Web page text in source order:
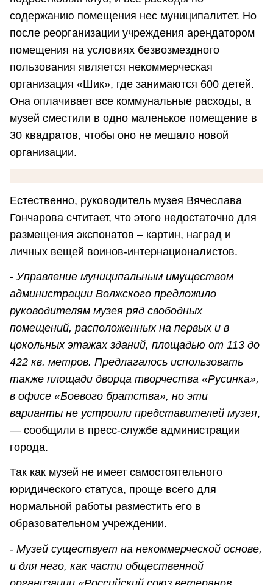
содержанию помещения нес муниципалитет. Но
после реорганизации учреждения арендатором
помещения на условиях безвозмездного
пользования является некоммерческая
организация «Шик», где занимаются 600 детей.
Она оплачивает все коммунальные расходы, а
музей сместили в одно маленькое помещение в
30 квадратов, чтобы оно не мешало новой
организации.
Естественно, руководитель музея Вячеслава
Гончарова счтитает, что этого недостаточно для
размещения экспонатов – картин, наград и
личных вещей воинов-интернационалистов.
- Управление муниципальным имуществом
администрации Волжского предложило
руководителям музея ряд свободных
помещений, расположенных на первых и в
цокольных этажах зданий, площадью от 113 до
422 кв. метров. Предлагалось использовать
также площади дворца творчества «Русинка»,
в офисе «Боевого братства», но эти
варианты не устроили представителей музея,
— сообщили в пресс-службе администрации
города.
Так как музей не имеет самостоятельного
юридического статуса, проще всего для
нормальной работы разместить его в
образовательном учреждении.
- Музей существует на некоммерческой основе,
и для него, как части общественной